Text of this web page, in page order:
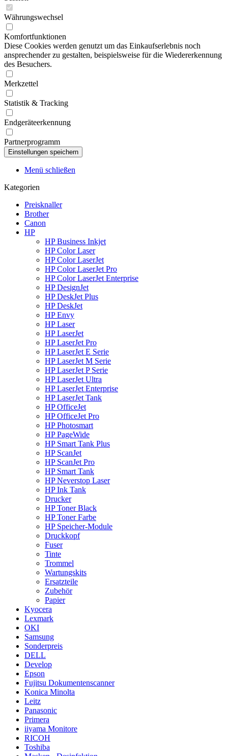
Währungswechsel
Komfortfunktionen
Diese Cookies werden genutzt um das Einkaufserlebnis noch
ansprechender zu gestalten, beispielsweise für die Wiedererkennung
des Besuchers.
Merkzettel
Statistik & Tracking
Endgeräteerkennung
Partnerprogramm
Menü schließen
Kategorien
Preisknaller
Brother
Canon
HP
HP Business Inkjet
HP Color Laser
HP Color LaserJet
HP Color LaserJet Pro
HP Color LaserJet Enterprise
HP DesignJet
HP DeskJet Plus
HP DeskJet
HP Envy
HP Laser
HP LaserJet
HP LaserJet Pro
HP LaserJet E Serie
HP LaserJet M Serie
HP LaserJet P Serie
HP LaserJet Ultra
HP LaserJet Enterprise
HP LaserJet Tank
HP OfficeJet
HP OfficeJet Pro
HP Photosmart
HP PageWide
HP Smart Tank Plus
HP ScanJet
HP ScanJet Pro
HP Smart Tank
HP Neverstop Laser
HP Ink Tank
Drucker
HP Toner Black
HP Toner Farbe
HP Speicher-Module
Druckkopf
Fuser
Tinte
Trommel
Wartungskits
Ersatzteile
Zubehör
Papier
Kyocera
Lexmark
OKI
Samsung
Sonderpreis
DELL
Develop
Epson
Fujitsu Dokumentenscanner
Konica Minolta
Leitz
Panasonic
Primera
iiyama Monitore
RICOH
Toshiba